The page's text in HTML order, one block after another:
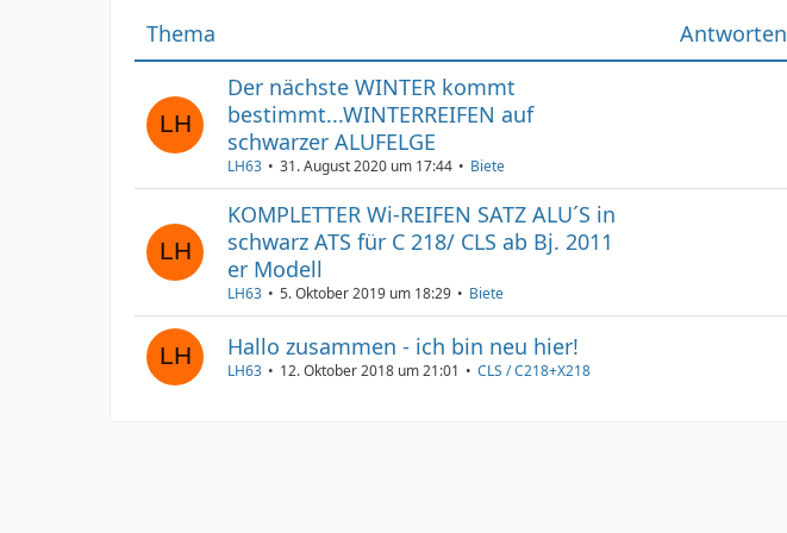
Thema Antworten
Der nächste WINTER kommt
bestimmt...WINTERREIFEN auf
schwarzer ALUFELGE
LH63 31. August 2020 um 17:44 Biete
KOMPLETTER Wi-REIFEN SATZ ALU´S in
schwarz ATS für C 218/ CLS ab Bj. 2011
er Modell
LH63 5. Oktober 2019 um 18:29 Biete
Hallo zusammen - ich bin neu hier!
LH63 12. Oktober 2018 um 21:01 CLS / C218+X218